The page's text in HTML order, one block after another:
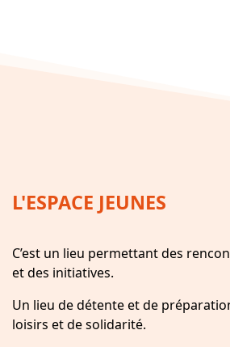
L'ESPACE JEUNES
C’est un lieu permettant des
et des initiatives.
Un lieu de détente et de
loisirs et de solidarité.